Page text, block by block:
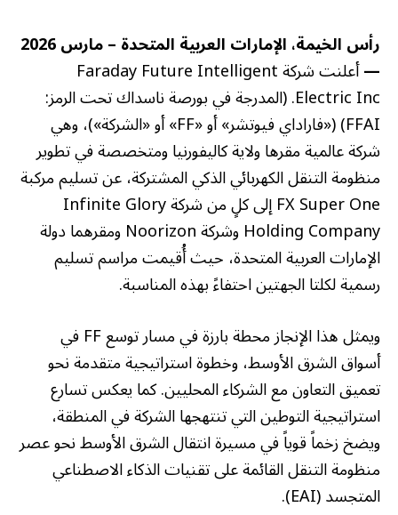
رأس الخيمة، الإمارات العربية المتحدة – مارس 2026
— أعلنت شركة Faraday Future Intelligent
Electric Inc. (المدرجة في بورصة ناسداك تحت الرمز:
FFAI) («فاراداي فيوتشر» أو «FF» أو «الشركة»)، وهي
شركة عالمية مقرها ولاية كاليفورنيا ومتخصصة في تطوير
منظومة التنقل الكهربائي الذكي المشتركة، عن تسليم مركبة
FX Super One إلى كلٍ من شركة Infinite Glory
Holding Company وشركة Noorizon ومقرهما دولة
الإمارات العربية المتحدة، حيث أُقيمت مراسم تسليم
رسمية لكلتا الجهتين احتفاءً بهذه المناسبة.
ويمثل هذا الإنجاز محطة بارزة في مسار توسع FF في
أسواق الشرق الأوسط، وخطوة استراتيجية متقدمة نحو
تعميق التعاون مع الشركاء المحليين. كما يعكس تسارع
استراتيجية التوطين التي تنتهجها الشركة في المنطقة،
ويضخ زخماً قوياً في مسيرة انتقال الشرق الأوسط نحو عصر
منظومة التنقل القائمة على تقنيات الذكاء الاصطناعي
المتجسد (EAI).